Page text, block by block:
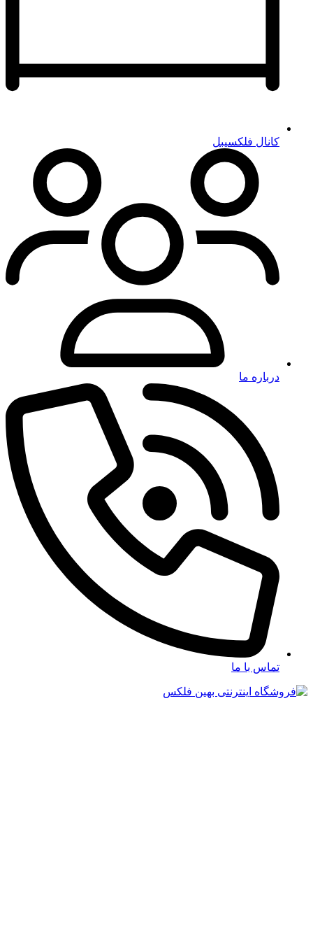
کانال فلکسیبل
درباره ما
تماس با ما